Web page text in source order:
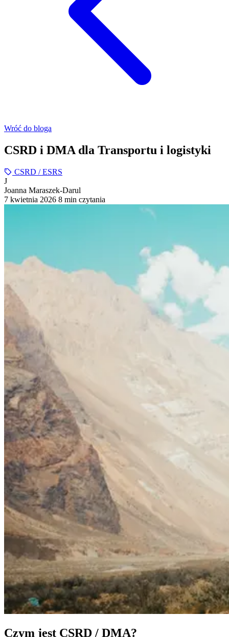
Wróć do bloga
CSRD i DMA dla Transportu i logistyki
CSRD / ESRS
J
Joanna Maraszek-Darul
7 kwietnia 2026 8 min czytania
Czym jest CSRD / DMA?